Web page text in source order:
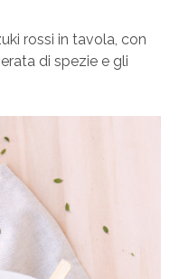
rossi in tavola, con
di spezie e gli